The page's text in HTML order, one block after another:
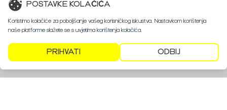
© 2024 Retroshop
POSTAVKE KOLAČIĆA
Koristimo kolačiće za poboljšanje vašeg korisničkog iskustva. Nastavkom korištenja
naše platforme slažete se s uvjetima korištenja kolačića.
PRIHVATI ODBIJ